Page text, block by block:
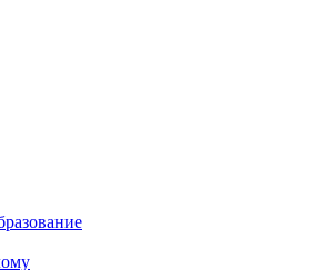
имени М. И. Глинки
имени М. И. Глинки
указом министерства
единственным за